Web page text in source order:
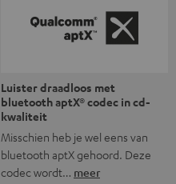
Luister draadloos met
bluetooth aptX® codec in cd-
kwaliteit
Misschien heb je wel eens van
bluetooth aptX gehoord. Deze
codec wordt… meer